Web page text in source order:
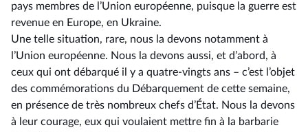
pays membres de l’Union européenne, puisque la guerre est
revenue en Europe, en Ukraine.
Une telle situation, rare, nous la devons notamment à
l’Union européenne. Nous la devons aussi, et d’abord, à
ceux qui ont débarqué il y a quatre-vingts ans –⁠ c’est l’objet
des commémorations du Débarquement de cette semaine,
en présence de très nombreux chefs d’État. Nous la devons
à leur courage, eux qui voulaient mettre fin à la barbarie